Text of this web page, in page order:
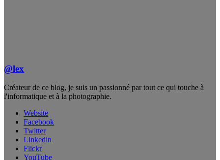
@lex
Créateur de ce blog, je suis un passionné par tout ce qui touche à
l'informatique et à la photographie.
Website
Facebook
Twitter
Linkedin
Flickr
YouTube